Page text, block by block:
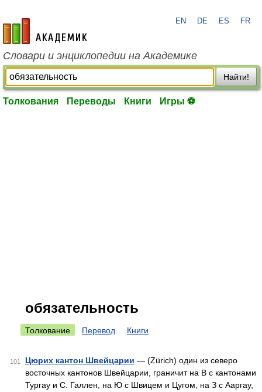
academic.ru
EN DE ES FR
Словари и энциклопедии на Академике
Найти!
Толкования Переводы Книги Игры ⚽
обязательность
Толкование Перевод Книги
101 Цюрих кантон Швейцарии — (Zürich) один из северо
восточных кантонов Швейцарии, граничит на В с кантонами
Тургау и С. Галлен, на Ю с Швицем и Цугом, на З с Ааргау,